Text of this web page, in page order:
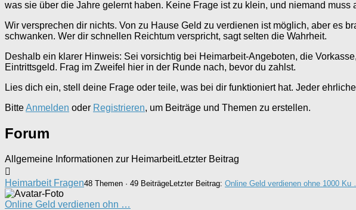
was sie über die Jahre gelernt haben. Keine Frage ist zu klein, und niemand muss
Wir versprechen dir nichts. Von zu Hause Geld zu verdienen ist möglich, aber es
schwanken. Wer dir schnellen Reichtum verspricht, sagt selten die Wahrheit.
Deshalb ein klarer Hinweis: Sei vorsichtig bei Heimarbeit-Angeboten, die
Eintrittsgeld. Frag im Zweifel hier in der Runde nach, bevor du zahlst.
Lies dich ein, stell deine Frage oder teile, was bei dir funktioniert hat. Jeder
BitteAnmelden oder Registrieren, um Beiträge und Themen zu erstellen.
Forum
Allgemeine Informationen zur HeimarbeitLetzter Beitrag
Heimarbeit Fragen48 Themen · 49 BeiträgeLetzter Beitrag: Online Geld verdienen ohne 1000 Ku
Online Geld verdienen ohn …